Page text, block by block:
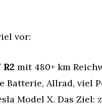
vor:
mit 480+ km
Batterie, Allrad, viel
Model X. Das Ziel: